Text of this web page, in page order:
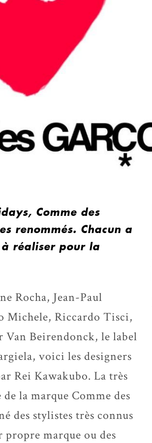
Comme des
renommés. Chacun a
à réaliser pour la
Rocha, Jean-Paul
Michele, Riccardo Tisci,
Van Beirendonck, le label
voici les designers
Rei Kawakubo. La très
la marque Comme des
des stylistes très connus
marque ou des